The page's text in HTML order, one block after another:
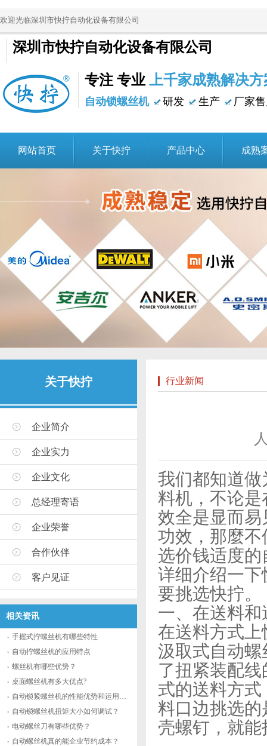
欢迎光临深圳市快拧自动化设备有限公司
深圳市快拧自动化设备有限公司
专注 专业 上千家成熟解决方
自动锁螺丝机 研发 生产 厂家
网站首页 关于快拧 产品中心 成熟
关于快拧
企业简介
企业实力
企业文化
总经理寄语
企业荣誉
合作伙伴
客户见证
相关资讯
手握式拧螺丝机有哪些特性
自动拧螺丝机的应用特点
螺丝机有哪些优势？
桌面螺丝机有多大优点?
自动锁紧螺丝机的性能优势和运用流程
自动锁螺丝机扭矩大小如何调试？
电动螺丝刀有哪些优势？
自动螺丝机真的能企业节约成本？
行业新闻
我们都知道
料机，不论
效全是显而
功效，那麼
选价钱适度
详细介绍一
要挑选快拧。
一、在送料
在送料方式上
汲取式自动
了扭紧装配
式的送料方
料口边挑选
壳螺钉，就